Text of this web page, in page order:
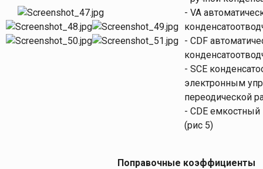
- VA
- CDF
- SCE
электронным
переодической
- CDE емкостный
(рис 5)
Поправочные коэффициенты